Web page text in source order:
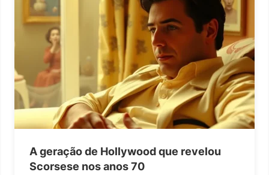
A geração de Hollywood que revelou
Scorsese nos anos 70